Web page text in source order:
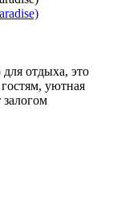
отдыха, это
уютная
залогом